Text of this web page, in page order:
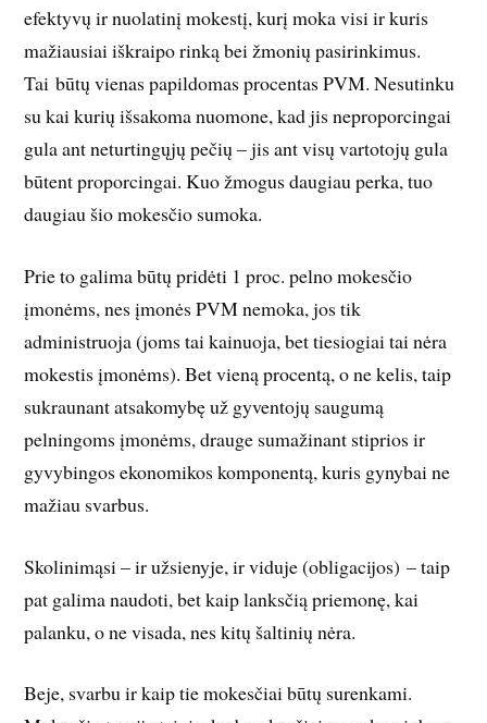
efektyvų ir nuolatinį mokestį, kurį moka visi ir kuris
mažiausiai iškraipo rinką bei žmonių pasirinkimus.
Tai būtų vienas papildomas procentas PVM. Nesutinku
su kai kurių išsakoma nuomone, kad jis neproporcingai
gula ant neturtingųjų pečių – jis ant visų vartotojų gula
būtent proporcingai. Kuo žmogus daugiau perka, tuo
daugiau šio mokesčio sumoka.
Prie to galima būtų pridėti 1 proc. pelno mokesčio
įmonėms, nes įmonės PVM nemoka, jos tik
administruoja (joms tai kainuoja, bet tiesiogiai tai nėra
mokestis įmonėms). Bet vieną procentą, o ne kelis, taip
sukraunant atsakomybę už gyventojų saugumą
pelningoms įmonėms, drauge sumažinant stiprios ir
gyvybingos ekonomikos komponentą, kuris gynybai ne
mažiau svarbus.
Skolinimąsi – ir užsienyje, ir viduje (obligacijos) – taip
pat galima naudoti, bet kaip lanksčią priemonę, kai
palanku, o ne visada, nes kitų šaltinių nėra.
Beje, svarbu ir kaip tie mokesčiai būtų surenkami.